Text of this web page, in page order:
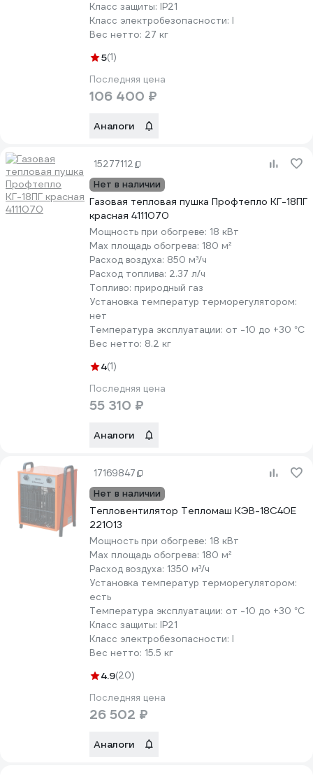
Класс защиты: IP21
Класс электробезопасности: I
Вес нетто: 27 кг
5(1)
Последняя цена
106 400 ₽
Аналоги
15277112
Нет в наличии
Газовая тепловая пушка Профтепло КГ-18ПГ
красная 4111070
Мощность при обогреве: 18 кВт
Max площадь обогрева: 180 м²
Расход воздуха: 850 м³/ч
Расход топлива: 2.37 л/ч
Топливо: природный газ
Установка температур терморегулятором:
нет
Температура эксплуатации: от -10 до +30 °С
Вес нетто: 8.2 кг
4(1)
Последняя цена
55 310 ₽
Аналоги
17169847
Нет в наличии
Тепловентилятор Тепломаш КЭВ-18С40E
221013
Мощность при обогреве: 18 кВт
Max площадь обогрева: 180 м²
Расход воздуха: 1350 м³/ч
Установка температур терморегулятором:
есть
Температура эксплуатации: от -10 до +30 °С
Класс защиты: IP21
Класс электробезопасности: I
Вес нетто: 15.5 кг
4.9(20)
Последняя цена
26 502 ₽
Аналоги